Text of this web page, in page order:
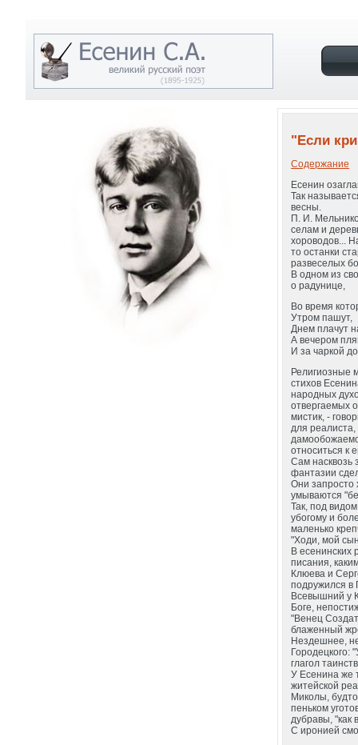
"Если
Содержание
Есенин
Так
весны.
П. И.
селам и
хороводов...
то останки
развеселых
В одном из
о радунице,
Во время
Утром пашут,
Днем плачут
А вечером
И за чаркой
Религиозные
стихов
народных
отвергаемых
мистик, -
для реалиста,
относиться к
Сам насквозь
фантазии
Они запросто
умываются
Так, под
убогому и
маленько
"Ходи, мой
В есенинских
писания,
Клюева и
подружился в
Всевышний у
Боге,
"Венец
блаженный
Нездешнее,
Городецкого:
глагол
У Есенина же
житейской
Миколы,
пеньком
дубравы, "как
С иронией